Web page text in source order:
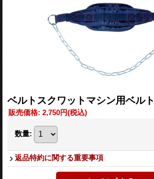
ベルトスクワットマシン用ベルト
販売価格: 2,750円(税込)
数量:
返品特約に関する重要事項